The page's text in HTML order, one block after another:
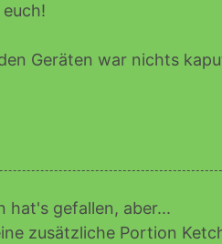
Geräten war nichts
hat's gefallen, aber...
zusätzliche Portion